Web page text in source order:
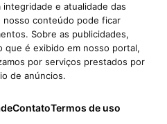
e atualidade das
nosso conteúdo pode ficar
Sobre as publicidades,
que é exibido em nosso portal,
por serviços prestados por
de anúncios.
ContatoTermos de uso